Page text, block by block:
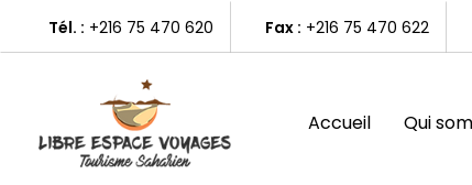
to
Tél. : +216 75 470 620 Fax : +216 75 470 622
Accueil Qui